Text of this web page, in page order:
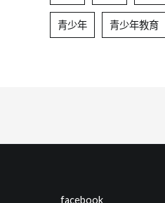
青少年 青少年教育
facebook